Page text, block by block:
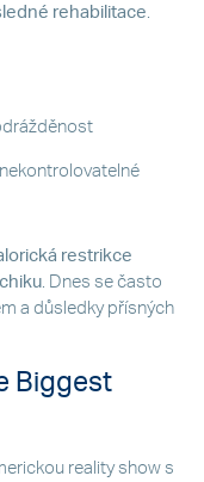
rehabilitace.
restrikce
. Dnes se často
a důsledky přísných
Biggest
reality show s